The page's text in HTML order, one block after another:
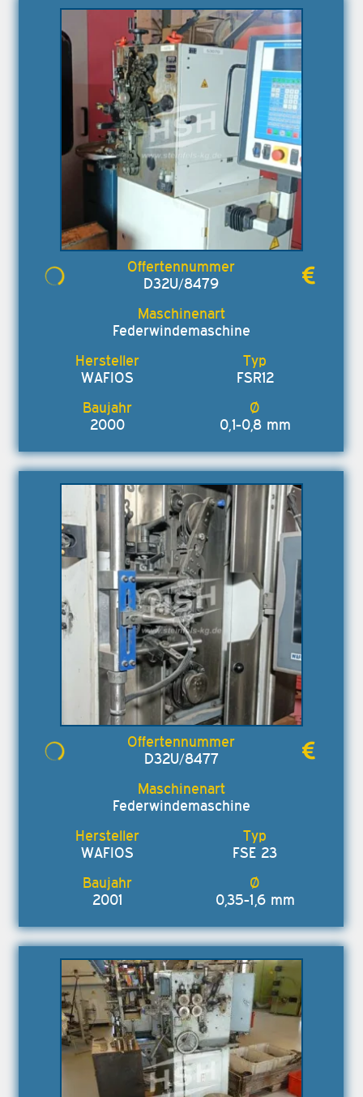
D32U/8479
Federwindemaschine
WAFIOS FSR12
2000 0,1-0,8 mm
D32U/8477
Federwindemaschine
WAFIOS FSE 23
2001 0,35-1,6 mm